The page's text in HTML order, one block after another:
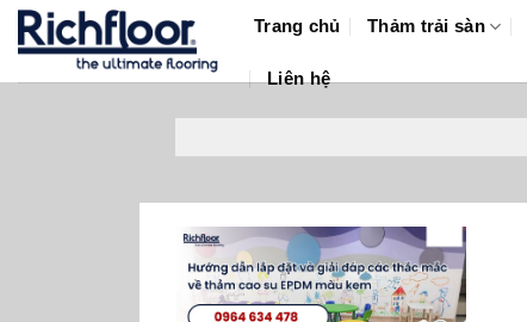
Bỏ
qua
Trang chủ Thảm trải sàn
Liên hệ